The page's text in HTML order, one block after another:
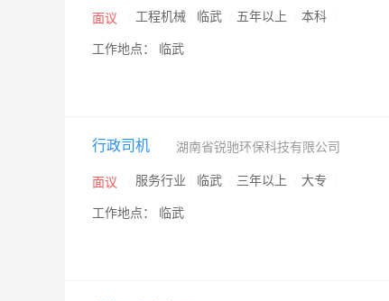
面议 工程机械 临武 五年以上 本科
工作地点： 临武
行政司机 湖南省锐驰环保科技有限公司
面议 服务行业 临武 三年以上 大专
工作地点： 临武